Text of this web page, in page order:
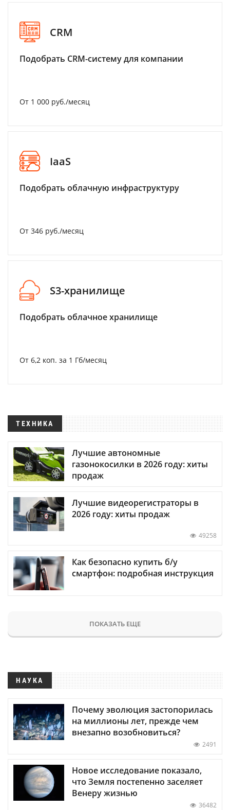
CRM
Подобрать CRM-систему для компании
От 1 000 руб./месяц
IaaS
Подобрать облачную инфраструктуру
От 346 руб./месяц
S3-хранилище
Подобрать облачное хранилище
От 6,2 коп. за 1 Гб/месяц
ТЕХНИКА
Лучшие автономные
газонокосилки в 2026 году: хиты
продаж
Лучшие видеорегистраторы в
2026 году: хиты продаж
49258
Как безопасно купить б/у
смартфон: подробная инструкция
ПОКАЗАТЬ ЕЩЕ
НАУКА
Почему эволюция застопорилась
на миллионы лет, прежде чем
внезапно возобновиться?
2491
Новое исследование показало,
что Земля постепенно заселяет
Венеру жизнью
36482